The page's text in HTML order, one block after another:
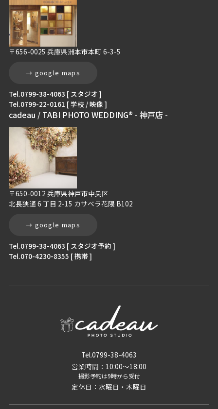
〒656-0025 兵庫県洲本市本町 6-3-5
→ google maps
Tel.0799-38-4063 [ スタジオ ]
Tel.0799-22-0161 [ 学校 / 映像 ]
cadeau / TABI PHOTO WEDDING® - 神戸店 -
〒650-0012 兵庫県神戸市中央区
北長狭通 6 丁目 2-15 カサベラ花隈 B102
→ google maps
Tel.0799-38-4063 [ スタジオ予約 ]
Tel.070-4230-8355 [ 携帯 ]
Tel.0799-38-4063
営業時間：10:00〜18:00
撮影予約は9時から受付
定休日：水曜日・木曜日